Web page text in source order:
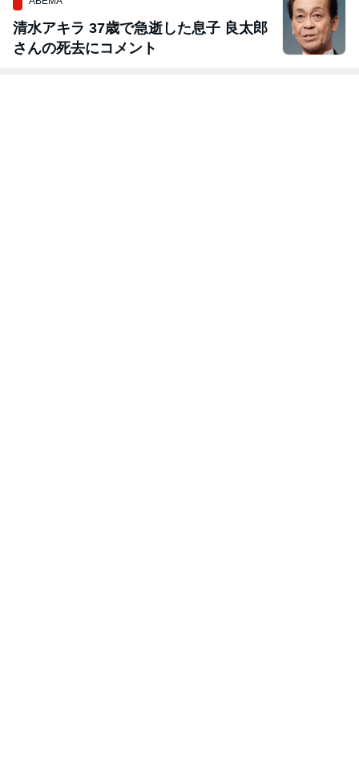
清水アキラ 37歳で急逝した息子 良太郎
さんの死去にコメント